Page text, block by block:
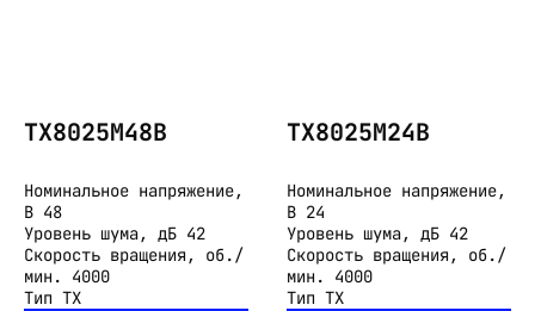
TX8025M48B
Номинальное напряжение,
В 48
Уровень шума, дБ 42
Скорость вращения, об./
мин.
4000
Тип TX
TX8025M24B
Номинальное напряжение,
В 24
Уровень шума, дБ 42
Скорость вращения, об./
мин.
4000
Тип TX